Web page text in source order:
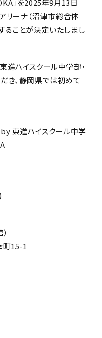
」を2025年9月13日
リーナ（沼津市総合体
ることが決定いたしまし
進ハイスクール中学部・
き、静岡県では初めて
東進ハイスクール中学
15-1